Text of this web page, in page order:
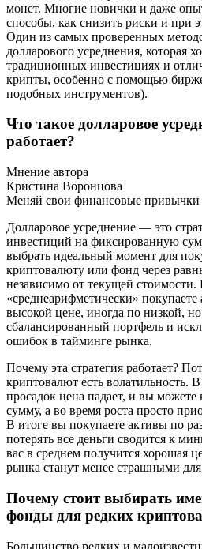
монет. Многие новички и даже
способы, как снизить риски и при
Один из самых проверенных
долларового усреднения, которая
традиционных инвестициях и
крипты, особенно с помощью
подобных инструментов).
Что такое долларовое
работает?
Мнение автора
Кристина Воронцова
Меняй свои финансовые
Долларовое усреднение — это
инвестиций на фиксированную
выбрать идеальный момент для
криптовалюту или фонд через
независимо от текущей стоимости.
«среднеарифметически»
высокой цене, иногда по низкой,
сбалансированный портфель и
ошибок в тайминге рынка.
Почему эта стратегия работает?
криптовалют есть волатильность.
просадок цена падает, и вы можете
сумму, а во время роста просто
В итоге вы покупаете активы по
потерять все деньги сводится к
вас в среднем получится хорошая
рынка станут менее страшными
Почему стоит выбирать
фонды для редких
Большинство редких и